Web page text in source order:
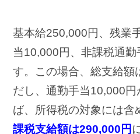
基本給250,000円、残業
当10,000円、非課税通勤
す。この場合、総支給額
だし、通勤手当10,000
ば、所得税の対象には含
課税支給額は290,000円